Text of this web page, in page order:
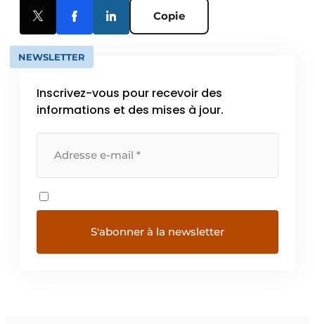
Copie
NEWSLETTER
Inscrivez-vous pour recevoir des
informations et des mises à jour.